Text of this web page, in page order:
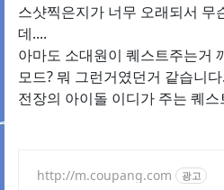
스샷찍은지가 너무 오래되서 무
데....
아마도 소대원이 퀘스트주는거
모드? 뭐 그런거였던거 같습니다.
전장의 아이돌 이디가 주는 퀘스
http://m.coupang.com 광고